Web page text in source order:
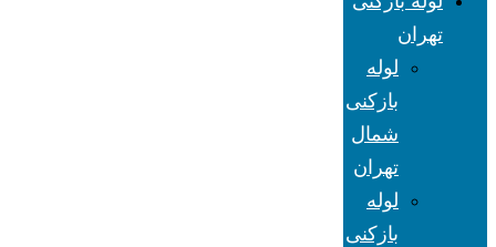
تهران
لوله
بازکنی
شمال
تهران
لوله
بازکنی